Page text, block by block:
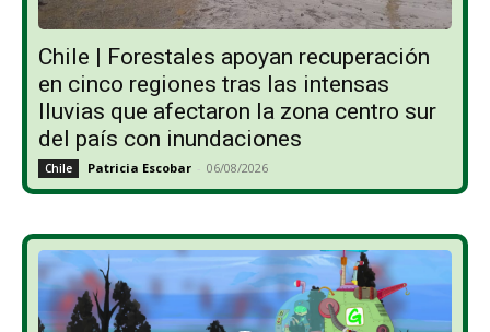
Chile | Forestales apoyan recuperación
en cinco regiones tras las intensas
lluvias que afectaron la zona centro sur
del país con inundaciones
Chile Patricia Escobar - 06/08/2026